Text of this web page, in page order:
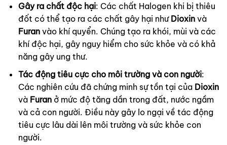
Gây ra chất độc hại: Các chất Halogen khi bị thiêu
đốt có thể tạo ra các chất gây hại như Dioxinvà
Furanvào khí quyển. Chúng tạo ra khói, mùi và các
khí độc hại, gây nguy hiểm cho sức khỏe và có khả
năng gây ung thư.
Tác động tiêu cực cho môi trường và con người:
Các nghiên cứu đã chứng minh sự tồn tại của Dioxin
vàFuranở mức độ tăng dần trong đất, nước ngầm
và cả con người. Điều này gây lo ngại về tác động
tiêu cực lâu dài lên môi trường và sức khỏe con
người.